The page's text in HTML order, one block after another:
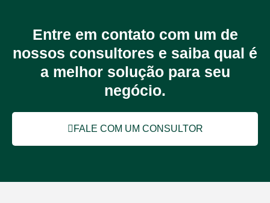
Entre em contato com um de
nossos consultores e saiba qual é
a melhor solução para seu
negócio.
FALE COM UM CONSULTOR